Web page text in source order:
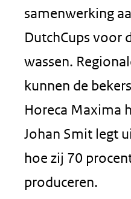
samenwerking
DutchCups voor
wassen.
kunnen de
Horeca Maxima
Johan Smit legt
hoe zij 70
produceren.